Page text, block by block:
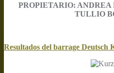
PROPIETARIO: ANDREA
TULLIO
Resultados del barrage Deutsch